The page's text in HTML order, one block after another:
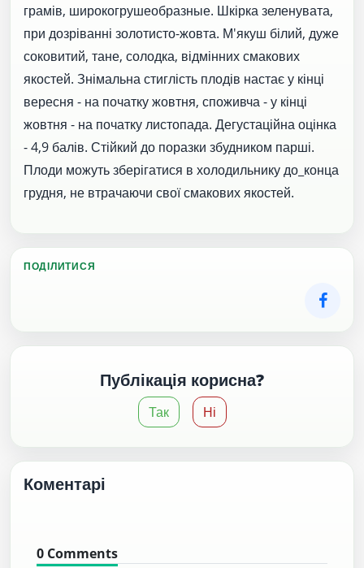
грамів, широкогрушеобразные. Шкірка зеленувата,
при дозріванні золотисто-жовта. М'якуш білий, дуже
соковитий, тане, солодка, відмінних смакових
якостей. Знімальна стиглість плодів настає у кінці
вересня - на початку жовтня, споживча - у кінці
жовтня - на початку листопада. Дегустаційна оцінка
- 4,9 балів. Стійкий до поразки збудником парші.
Плоди можуть зберігатися в холодильнику до_конца
грудня, не втрачаючи свої смакових якостей.
ПОДІЛИТИСЯ
Публікація корисна?
Так Ні
Коментарі
0 Comments